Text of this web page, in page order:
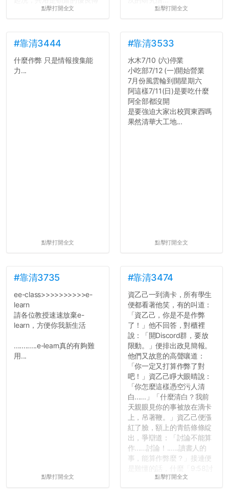
舍房間，都歡迎留言讓我知
道...
點擊打開全文 點擊打開全文
#靠清3444
什麼作弊 只是情報搜集能
力...
點擊打開全文
#靠清3533
水木7/10 (六)停業
小吃部7/12 (一)開始營業
7月份風雲輪到開星期六
阿這樣7/11(日)是要吃什麼
阿全部都沒開
是要強迫大家出校買東西嗎
果然清華大工地...
點擊打開全文
#靠清3735
ee-class>>>>>>>>>>e-
learn
請各位教授速速放棄e-
learn，方便你我新生活
............e-learn真的有夠難
用...
點擊打開全文
#靠清3474
資乙己一到滴卡，所有學生
便都看著他笑，有的叫道：
「資乙己，你是不是作弊
了！」他不回答，對櫃裡
說：「開Discord群，要放
限動。」便排出政見簡報。
他們又故意的高聲嚷道：
「你一定又打算作弊了對
吧！」資乙己睜大眼晴說：
「你怎麼這樣憑空污人清
白......」「什麼清白？我前
天親眼見你的事被放在滴卡
上，吊著鞭。」資乙己便漲
紅了臉，額上的青筋條條綻
出，爭辯道：「討論不能算
作......討論！......讀書人的
事，能算作弊麼？」接連便
論考題難度」，什麼「名譽
點擊打開全文